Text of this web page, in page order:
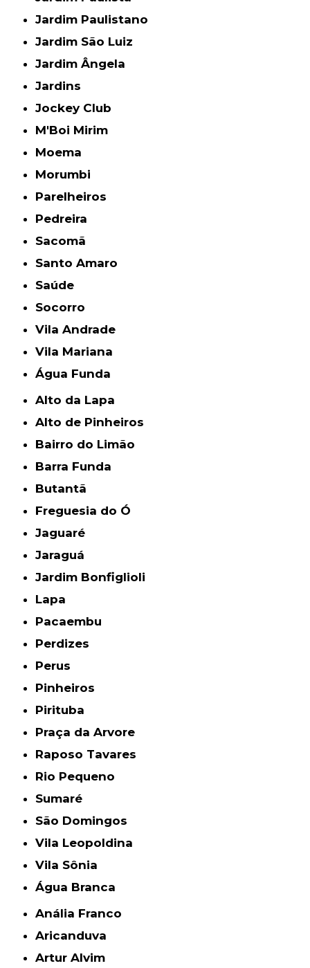
Jardim Paulistano
Jardim São Luiz
Jardim Ângela
Jardins
Jockey Club
M'Boi Mirim
Moema
Morumbi
Parelheiros
Pedreira
Sacomã
Santo Amaro
Saúde
Socorro
Vila Andrade
Vila Mariana
Água Funda
Alto da Lapa
Alto de Pinheiros
Bairro do Limão
Barra Funda
Butantã
Freguesia do Ó
Jaguaré
Jaraguá
Jardim Bonfiglioli
Lapa
Pacaembu
Perdizes
Perus
Pinheiros
Pirituba
Praça da Arvore
Raposo Tavares
Rio Pequeno
Sumaré
São Domingos
Vila Leopoldina
Vila Sônia
Água Branca
Anália Franco
Aricanduva
Artur Alvim